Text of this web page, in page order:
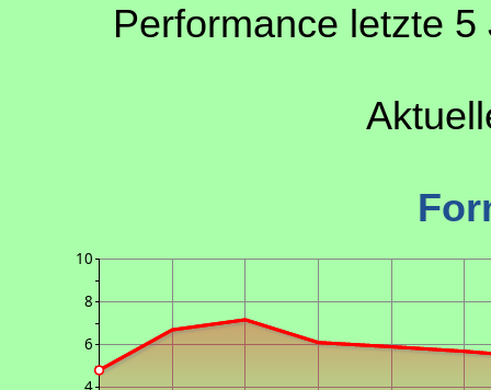
Performance letzte
10
8
6